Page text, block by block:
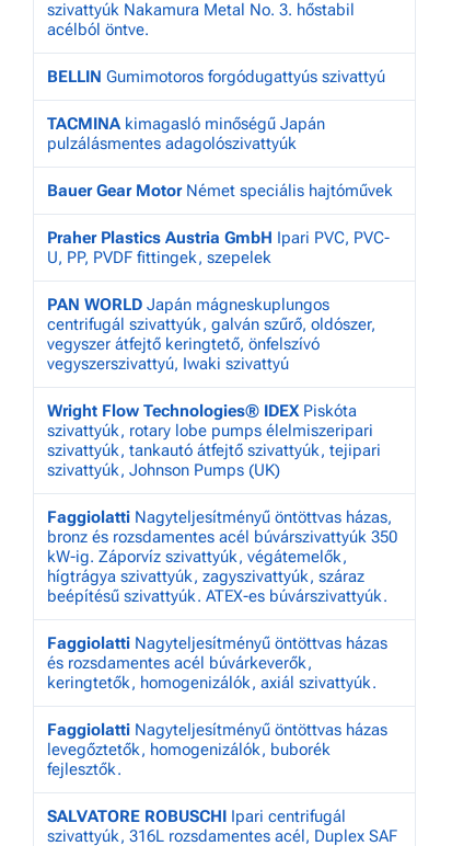
szivattyúk Nakamura Metal No. 3. hőstabil
acélból öntve.
BELLIN Gumimotoros forgódugattyús szivattyú
TACMINAkimagasló minőségű Japán
pulzálásmentes adagolószivattyúk
Bauer Gear MotorNémet speciális hajtóművek
Praher Plastics Austria GmbH Ipari PVC, PVC-
U, PP, PVDF fittingek, szepelek
PAN WORLD Japán mágneskuplungos
centrifugál szivattyúk, galván szűrő, oldószer,
vegyszer átfejtő keringtető, önfelszívó
vegyszerszivattyú, Iwaki szivattyú
Wright Flow Technologies® IDEXPiskóta
szivattyúk, rotary lobe pumps élelmiszeripari
szivattyúk, tankautó átfejtő szivattyúk, tejipari
szivattyúk, Johnson Pumps (UK)
Faggiolatti Nagyteljesítményű öntöttvas házas,
bronz és rozsdamentes acél búvárszivattyúk 350
kW-ig. Záporvíz szivattyúk, végátemelők,
hígtrágya szivattyúk, zagyszivattyúk, száraz
beépítésű szivattyúk. ATEX-es búvárszivattyúk.
Faggiolatti Nagyteljesítményű öntöttvas házas
és rozsdamentes acél búvárkeverők,
keringtetők, homogenizálók, axiál szivattyúk.
Faggiolatti Nagyteljesítményű öntöttvas házas
levegőztetők, homogenizálók, buborék
fejlesztők.
SALVATORE ROBUSCHI Ipari centrifugál
szivattyúk, 316L rozsdamentes acél, Duplex SAF